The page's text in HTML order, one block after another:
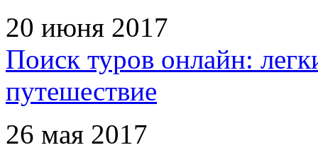
20 июня 2017
Поиск туров онлайн:
путешествие
26 мая 2017